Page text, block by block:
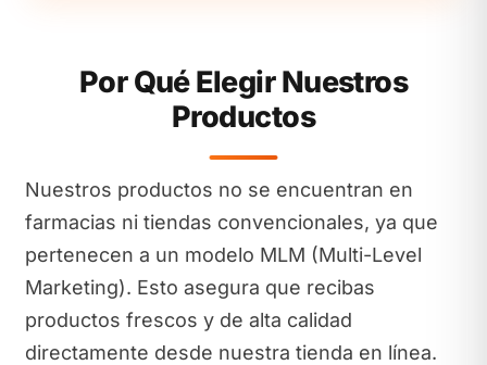
Por Qué Elegir Nuestros
Productos
Nuestros productos no se encuentran en
farmacias ni tiendas convencionales, ya que
pertenecen a un modelo MLM (Multi-Level
Marketing). Esto asegura que recibas
productos frescos y de alta calidad
directamente desde nuestra tienda en línea.